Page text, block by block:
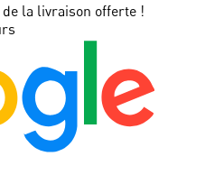
la livraison offerte !